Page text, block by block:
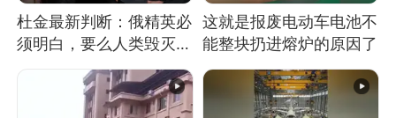
杜金最新判断：俄精英必
须明白，要么人类毁灭，
要么俄毁灭
这就是报废电动车电池不
能整块扔进熔炉的原因了